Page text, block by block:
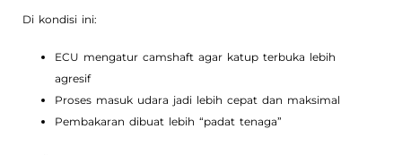
Di kondisi ini:
ECU mengatur camshaft agar katup terbuka lebih
agresif
Proses masuk udara jadi lebih cepat dan maksimal
Pembakaran dibuat lebih “padat tenaga”